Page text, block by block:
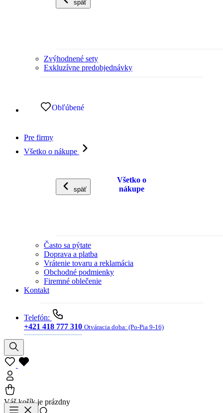
späť
Zvýhodnené sety
Exkluzívne predobjednávky
Obľúbené
Pre firmy
Všetko o nákupe
späť
Všetko o
nákupe
Často sa pýtate
Doprava a platba
Vrátenie tovaru a reklamácia
Obchodné podmienky
Firemné oblečenie
Kontakt
Telefón:
+421 418 777 310 Otváracia doba: (Po-Pia 9-16)
Váš košík je prázdny